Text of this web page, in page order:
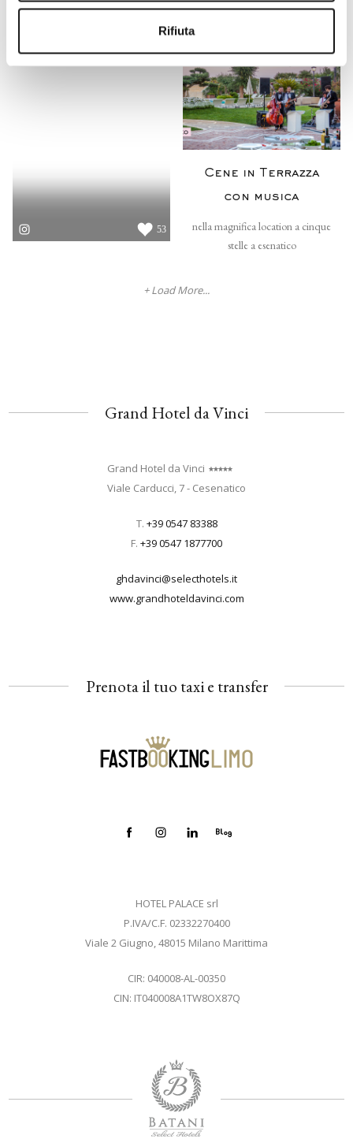
Rifiuta
53
Cene in Terrazza
con musica
nella magnifica location a cinque
stelle a esenatico
+ Load More...
Grand Hotel da Vinci
Grand Hotel da Vinci
Viale Carducci, 7 - Cesenatico
T. +39 0547 83388
F. +39 0547 1877700
ghdavinci@selecthotels.it
www.grandhoteldavinci.com
Prenota il tuo taxi e transfer
HOTEL PALACE srl
P.IVA/C.F. 02332270400
Viale 2 Giugno, 48015 Milano Marittima
CIR: 040008-AL-00350
CIN: IT040008A1TW8OX87Q